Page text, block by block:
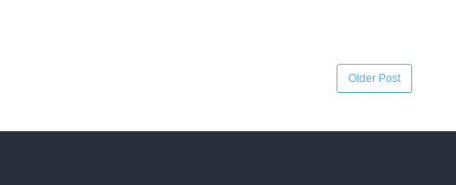
Older Post